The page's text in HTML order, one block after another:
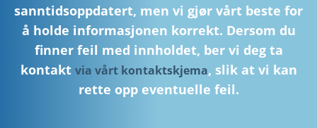
sanntidsoppdatert, men vi gjør vårt beste for
å holde informasjonen korrekt. Dersom du
finner feil med innholdet, ber vi deg ta
kontakt via vårt kontaktskjema, slik at vi kan
rette opp eventuelle feil.